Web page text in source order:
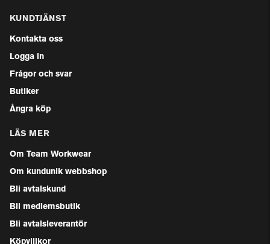
KUNDTJÄNST
Kontakta oss
Logga in
Frågor och svar
Butiker
Ångra köp
LÄS MER
Om Team Workwear
Om kundunik webbshop
Bli avtalskund
Bli medlemsbutik
Bli avtalsleverantör
Köpvillkor